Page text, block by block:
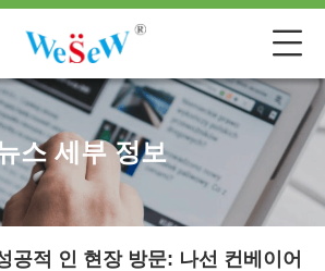
스 세부 정보
공적 인 현장 방문: 나선 컨베이어